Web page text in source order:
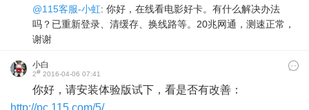
@115客服-小虹: 你好，在线看电影好卡。有什么解决办法
吗？已重新登录、清缓存、换线路等。20兆网通，测速正常，
谢谢
小白
2# 2016-04-06 07:41
你好，请安装体验版试下，看是否有改善：
http://pc.115.com/5/。